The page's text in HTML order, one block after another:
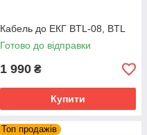
Кабель до ЕКГ BTL-08, BTL
Готово до відправки
1 990 ₴
Купити
Топ продажів